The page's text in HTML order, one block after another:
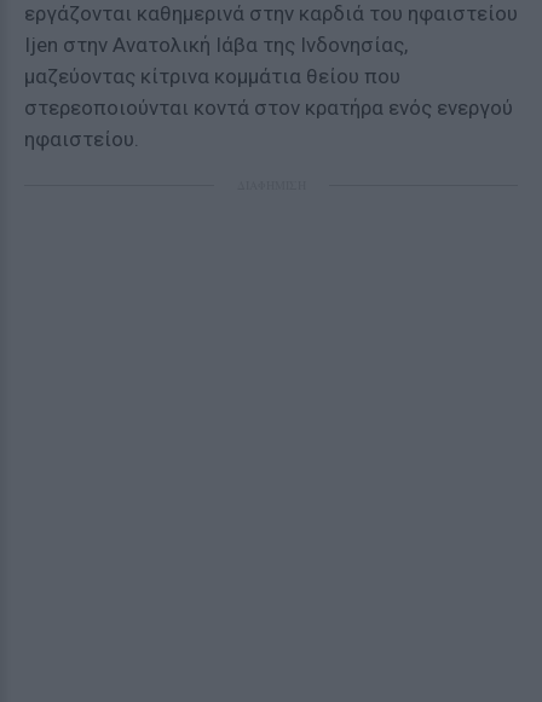
εργάζονται καθημερινά στην καρδιά του ηφαιστείου
Ijen στην Ανατολική Ιάβα της Ινδονησίας,
μαζεύοντας κίτρινα κομμάτια θείου που
στερεοποιούνται κοντά στον κρατήρα ενός ενεργού
ηφαιστείου.